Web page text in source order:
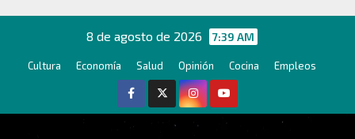
contenido
8 de agosto de 2026 7:39 AM
Cultura Economía Salud Opinión Cocina Empleos